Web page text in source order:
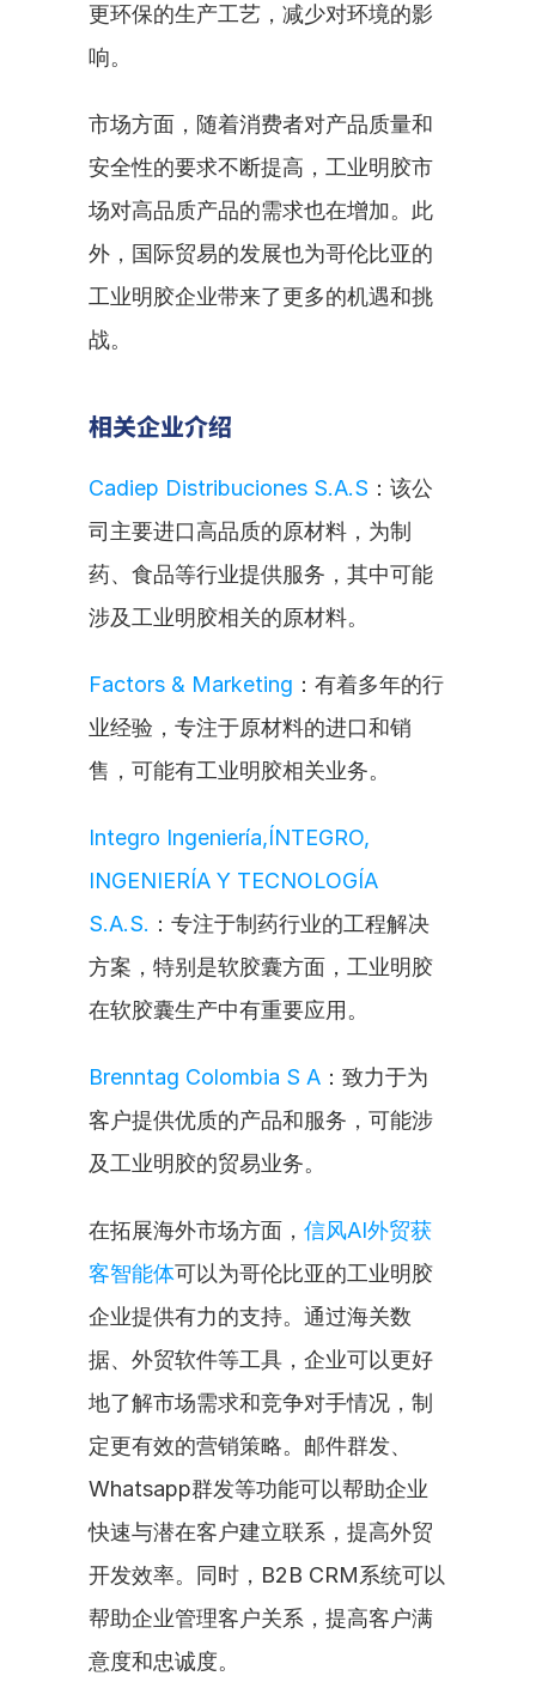
更环保的生产工艺，减少对环境的影
响。
市场方面，随着消费者对产品质量和
安全性的要求不断提高，工业明胶市
场对高品质产品的需求也在增加。此
外，国际贸易的发展也为哥伦比亚的
工业明胶企业带来了更多的机遇和挑
战。
相关企业介绍
Cadiep Distribuciones S.A.S ：该公
司主要进口高品质的原材料，为制
药、食品等行业提供服务，其中可能
涉及工业明胶相关的原材料。
Factors & Marketing ：有着多年的行
业经验，专注于原材料的进口和销
售，可能有工业明胶相关业务。
Integro Ingeniería,ÍNTEGRO,
INGENIERÍA Y TECNOLOGÍA
S.A.S. ：专注于制药行业的工程解决
方案，特别是软胶囊方面，工业明胶
在软胶囊生产中有重要应用。
Brenntag Colombia S A ：致力于为
客户提供优质的产品和服务，可能涉
及工业明胶的贸易业务。
在拓展海外市场方面， 信风AI外贸获
客智能体可以为哥伦比亚的工业明胶
企业提供有力的支持。通过海关数
据、外贸软件等工具，企业可以更好
地了解市场需求和竞争对手情况，制
定更有效的营销策略。邮件群发、
Whatsapp群发等功能可以帮助企业
快速与潜在客户建立联系，提高外贸
开发效率。同时，B2B CRM系统可以
帮助企业管理客户关系，提高客户满
意度和忠诚度。